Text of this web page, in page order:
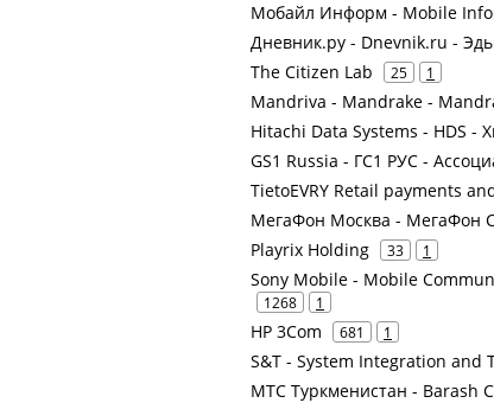
Мобайл Информ - Mobile
Дневник.ру - Dnevnik.ru -
The Citizen Lab 25 1
Mandriva - Mandrake -
Hitachi Data Systems - HDS -
GS1 Russia - ГС1 РУС -
TietoEVRY Retail payments
МегаФон Москва - МегаФон
Playrix Holding 33 1
Sony Mobile - Mobile
1268 1
HP 3Com 681 1
S&T - System Integration and
МТС Туркменистан - Barash